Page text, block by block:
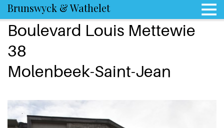
Brunswyck & Wathelet
Boulevard Louis Mettewie
38
Molenbeek-Saint-Jean